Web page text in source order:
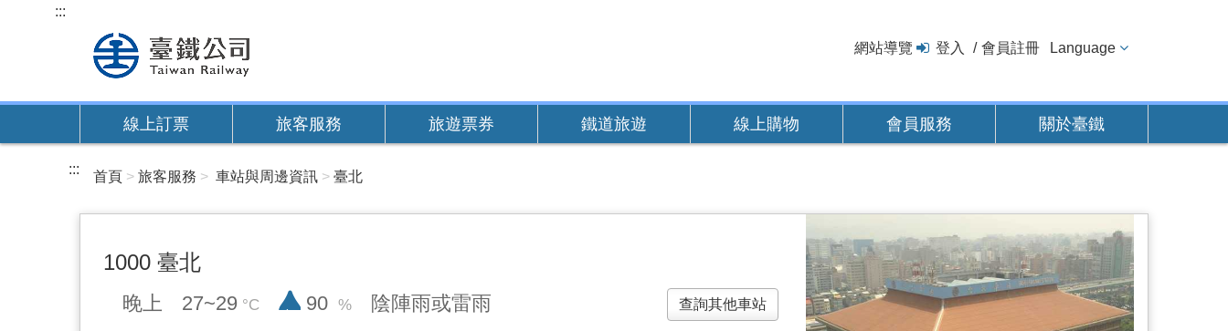
內
:::
網站導覽 登入 會員註冊 Language
線上訂票 旅客服務 旅遊票券 鐵道旅遊 線上購物 會員服務 關於臺鐵
::: 首頁 旅客服務 車站與周邊資訊 臺北
1000 臺北
查詢其他車站
晚上 27~29 降雨率
90 陰陣雨或雷雨